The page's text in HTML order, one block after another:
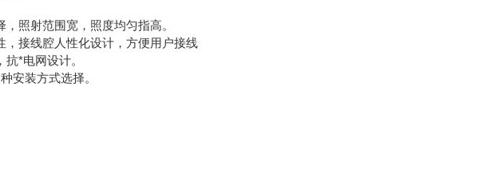
照射范围宽，照度均匀指高。
接线腔人性化设计，方便用户接线
*电网设计。
安装方式选择。